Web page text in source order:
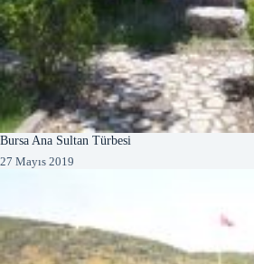
Bursa Ana Sultan Türbesi
27 Mayıs 2019